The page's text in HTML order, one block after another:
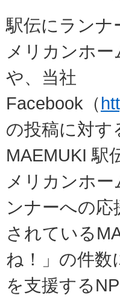
駅伝にランナ
メリカンホ
や、当社
Facebook（
の投稿に対す
MAEMUKI 駅
メリカンホ
ンナーへの応
されている
ね！」の件数
を支援する